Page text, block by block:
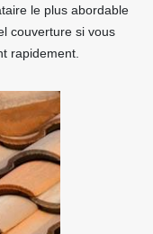
le plus abordable
couverture si vous
rapidement.